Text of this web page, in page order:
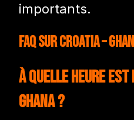
importants.
FAQ sur Croatia –
À quelle heure est
Ghana ?